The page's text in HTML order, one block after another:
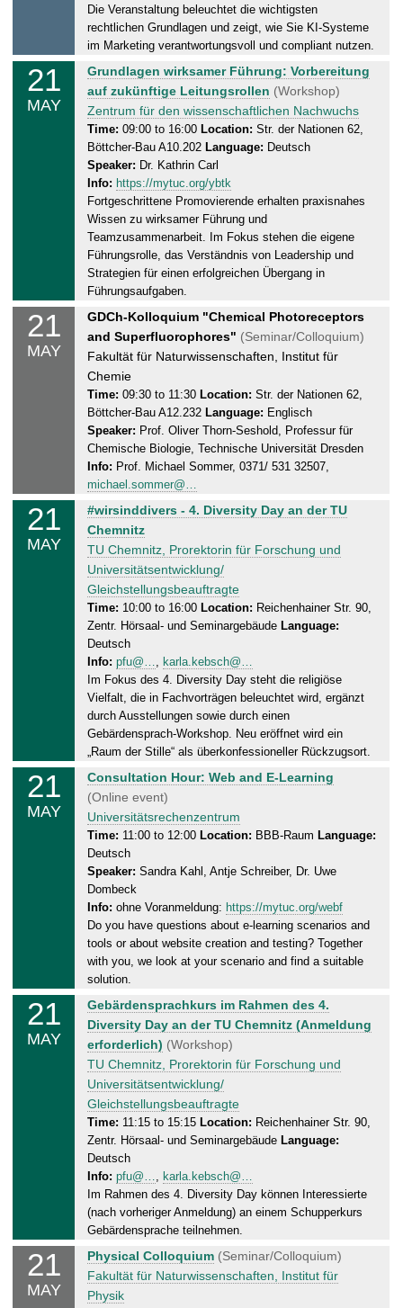
d
a
y
,
2
1
0
5
.
2
0
2
6
Die Veranstaltung beleuchtet die wichtigsten
rechtlichen Grundlagen und zeigt, wie Sie KI-Systeme
im Marketing verantwortungsvoll und compliant nutzen.
21
MAY
T
h
u
r
s
d
a
y
2
1
.
0
2
6
Grundlagen wirksamer Führung: Vorbereitung
auf zukünftige Leitungsrollen (Workshop)
Zentrum für den wissenschaftlichen Nachwuchs
Time: 09:00 to 16:00 Location: Str. der Nationen 62,
Böttcher-Bau A10.202 Language: Deutsch
Speaker: Dr. Kathrin Carl
Info: https://mytuc.org/ybtk
Fortgeschrittene Promovierende erhalten praxisnahes
Wissen zu wirksamer Führung und
Teamzusammenarbeit. Im Fokus stehen die eigene
Führungsrolle, das Verständnis von Leadership und
Strategien für einen erfolgreichen Übergang in
Führungsaufgaben.
21
MAY
T
h
u
r
s
d
a
y
,
2
1
.
0
5
.
2
0
2
6
GDCh-Kolloquium "Chemical Photoreceptors
and Superfluorophores" (Seminar/Colloquium)
Fakultät für Naturwissenschaften, Institut für
Chemie
Time: 09:30 to 11:30 Location: Str. der Nationen 62,
Böttcher-Bau A12.232 Language: Englisch
Speaker: Prof. Oliver Thorn-Seshold, Professur für
Chemische Biologie, Technische Universität Dresden
Info: Prof. Michael Sommer, 0371/ 531 32507,
michael.sommer@…
21
MAY
T
h
u
r
s
d
a
y
,
2
.
0
.
2
0
2
6
#wirsinddivers - 4. Diversity Day an der TU
Chemnitz
TU Chemnitz, Prorektorin für Forschung und
Universitätsentwicklung/
Gleichstellungsbeauftragte
Time: 10:00 to 16:00 Location: Reichenhainer Str. 90,
Zentr. Hörsaal- und Seminargebäude Language:
Deutsch
Info: pfu@…, karla.kebsch@…
Im Fokus des 4. Diversity Day steht die religiöse
Vielfalt, die in Fachvorträgen beleuchtet wird, ergänzt
durch Ausstellungen sowie durch einen
Gebärdensprach-Workshop. Neu eröffnet wird ein
„Raum der Stille“ als überkonfessioneller Rückzugsort.
21
MAY
T
h
u
r
s
d
a
y
1
0
5
.
2
0
2
6
Consultation Hour: Web and E-Learning
(Online event)
Universitätsrechenzentrum
Time: 11:00 to 12:00 Location: BBB-Raum Language:
Deutsch
Speaker: Sandra Kahl, Antje Schreiber, Dr. Uwe
Dombeck
Info: ohne Voranmeldung: https://mytuc.org/webf
Do you have questions about e-learning scenarios and
tools or about website creation and testing? Together
with you, we look at your scenario and find a suitable
solution.
21
MAY
T
h
u
r
s
d
a
y
,
2
1
.
5
.
2
Gebärdensprachkurs im Rahmen des 4.
Diversity Day an der TU Chemnitz (Anmeldung
erforderlich) (Workshop)
TU Chemnitz, Prorektorin für Forschung und
Universitätsentwicklung/
Gleichstellungsbeauftragte
Time: 11:15 to 15:15 Location: Reichenhainer Str. 90,
Zentr. Hörsaal- und Seminargebäude Language:
Deutsch
Info: pfu@…, karla.kebsch@…
Im Rahmen des 4. Diversity Day können Interessierte
(nach vorheriger Anmeldung) an einem Schupperkurs
Gebärdensprache teilnehmen.
21
MAY
T
h
u
Physical Colloquium (Seminar/Colloquium)
Fakultät für Naturwissenschaften, Institut für
Physik